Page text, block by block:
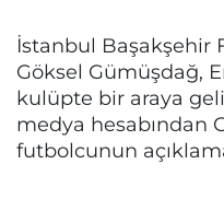
İstanbul Başakşehir
Göksel Gümüşdağ,
kulüpte bir araya
medya hesabından
futbolcunun